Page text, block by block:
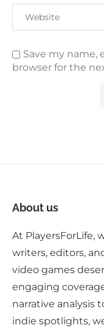
Save my name,
browser for the
About us
At PlayersForLife,
writers, editors,
video games
engaging
narrative analysis
indie spotlights,